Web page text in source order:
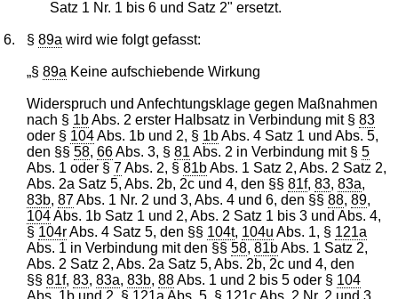
Satz 1 Nr. 1 bis 6 und Satz 2" ersetzt.
6. §89a wird wie folgt gefasst:
„§89a Keine aufschiebende Wirkung
Widerspruch und Anfechtungsklage gegen Maßnahmen
nach § 1bAbs. 2 erster Halbsatz in Verbindung mit §83
oder § 104Abs. 1b und 2, § 1bAbs. 4 Satz 1 und Abs. 5,
den §§58,66Abs. 3, §81 Abs. 2 in Verbindung mit §5
Abs. 1 oder §7Abs. 2, §81bAbs. 1 Satz 2, Abs. 2 Satz 2,
Abs. 2a Satz 5, Abs. 2b, 2c und 4, den §§81f,83,83a,
83b,87Abs. 1 Nr. 2 und 3, Abs. 4 und 6, den §§88,89,
104Abs. 1b Satz 1 und 2, Abs. 2 Satz 1 bis 3 und Abs. 4,
§ 104rAbs. 4 Satz 5, den §§ 104t, 104u Abs. 1, § 121a
Abs. 1 in Verbindung mit den §§58,81bAbs. 1 Satz 2,
Abs. 2 Satz 2, Abs. 2a Satz 5, Abs. 2b, 2c und 4, den
§§81f,83,83a,83b,88Abs. 1 und 2 bis 5 oder § 104
Abs. 1b und 2, § 121a Abs. 5, § 121cAbs. 2 Nr. 2 und 3,